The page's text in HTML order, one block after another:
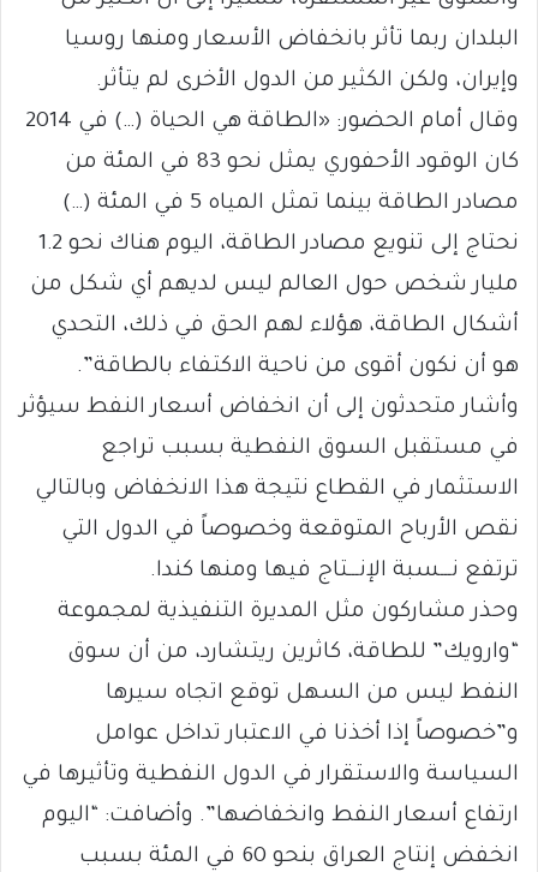
البلدان ربما تأثر بانخفاض الأسعار ومنها روسيا
وإيران، ولكن الكثير من الدول الأخرى لم يتأثر.
وقال أمام الحضور: «الطاقة هي الحياة (…) في 2014
كان الوقود الأحفوري يمثل نحو 83 في المئة من
مصادر الطاقة بينما تمثل المياه 5 في المئة (…)
نحتاج إلى تنويع مصادر الطاقة، اليوم هناك نحو 1.2
مليار شخص حول العالم ليس لديهم أي شكل من
أشكال الطاقة، هؤلاء لهم الحق في ذلك، التحدي
هو أن نكون أقوى من ناحية الاكتفاء بالطاقة”.
وأشار متحدثون إلى أن انخفاض أسعار النفط سيؤثر
في مستقبل السوق النفطية بسبب تراجع
الاستثمار في القطاع نتيجة هذا الانخفاض وبالتالي
نقص الأرباح المتوقعة وخصوصاً في الدول التي
ترتفع نـــسبة الإنـــتاج فيها ومنها كندا.
وحذر مشاركون مثل المديرة التنفيذية لمجموعة
“وارويك” للطاقة، كاثرين ريتشارد، من أن سوق
النفط ليس من السهل توقع اتجاه سيرها
و”خصوصاً إذا أخذنا في الاعتبار تداخل عوامل
السياسة والاستقرار في الدول النفطية وتأثيرها في
ارتفاع أسعار النفط وانخفاضها”. وأضافت: “اليوم
انخفض إنتاج العراق بنحو 60 في المئة بسبب